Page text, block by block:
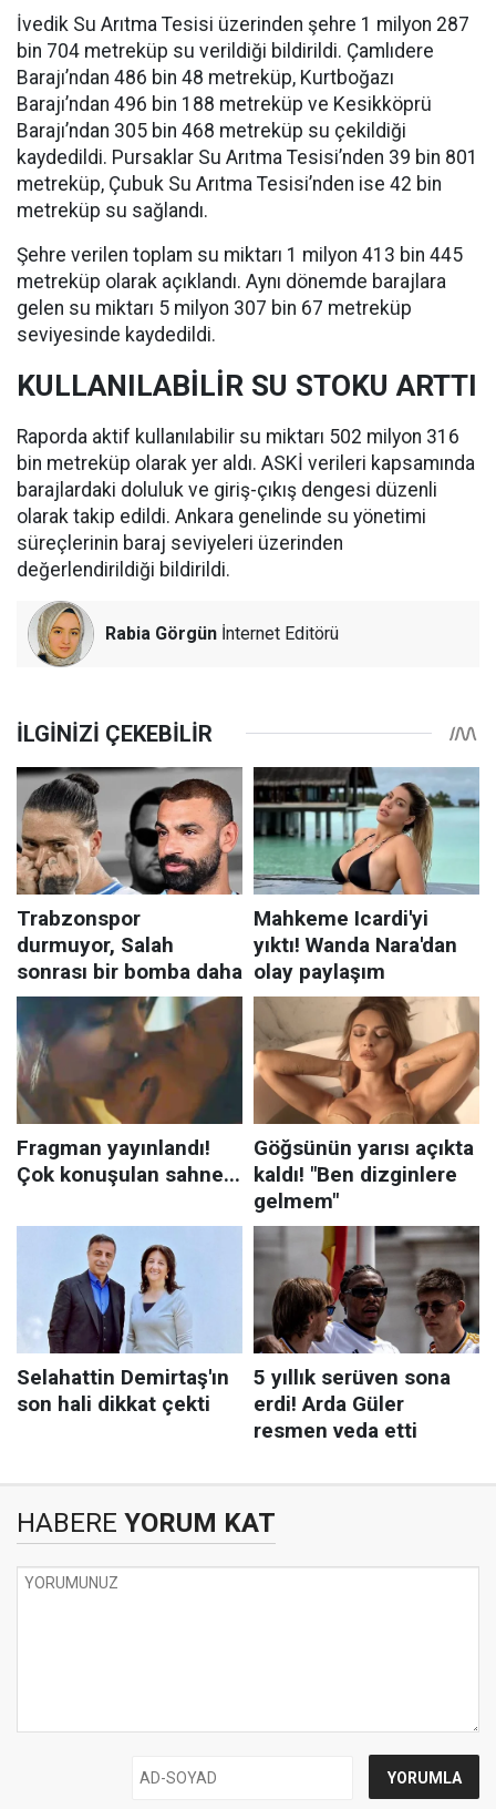
İvedik Su Arıtma Tesisi üzerinden şehre 1 milyon 287
bin 704 metreküp su verildiği bildirildi. Çamlıdere
Barajı’ndan 486 bin 48 metreküp, Kurtboğazı
Barajı’ndan 496 bin 188 metreküp ve Kesikköprü
Barajı’ndan 305 bin 468 metreküp su çekildiği
kaydedildi. Pursaklar Su Arıtma Tesisi’nden 39 bin 801
metreküp, Çubuk Su Arıtma Tesisi’nden ise 42 bin
metreküp su sağlandı.
Şehre verilen toplam su miktarı 1 milyon 413 bin 445
metreküp olarak açıklandı. Aynı dönemde barajlara
gelen su miktarı 5 milyon 307 bin 67 metreküp
seviyesinde kaydedildi.
KULLANILABİLİR SU STOKU ARTTI
Raporda aktif kullanılabilir su miktarı 502 milyon 316
bin metreküp olarak yer aldı. ASKİ verileri kapsamında
barajlardaki doluluk ve giriş-çıkış dengesi düzenli
olarak takip edildi. Ankara genelinde su yönetimi
süreçlerinin baraj seviyeleri üzerinden
değerlendirildiği bildirildi.
Rabia Görgün İnternet Editörü
HABERE YORUM KAT